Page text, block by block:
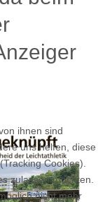
ihnen sind
uns helfen, diese
Cookies).
zulassen möchten.
nicht mehr